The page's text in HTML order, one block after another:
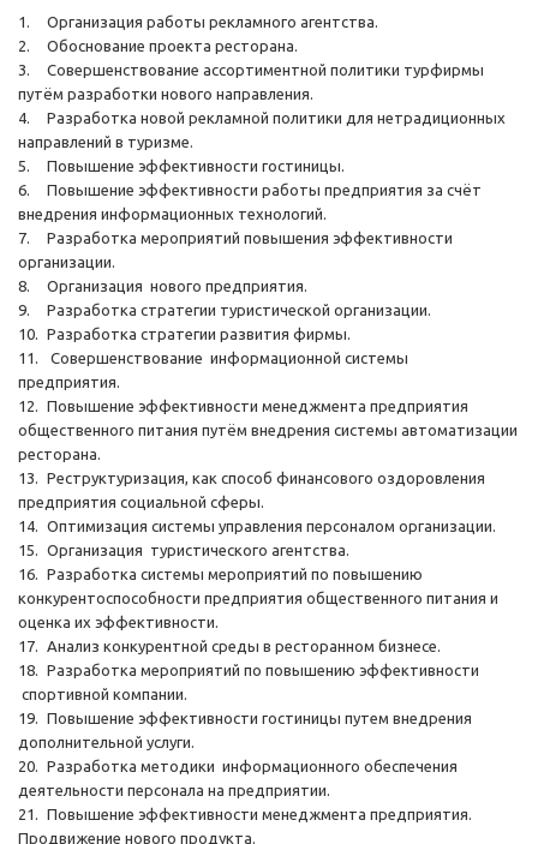
1.
Организация работы рекламного агентства.
2.
Обоснование проекта ресторана.
3.
Совершенствование ассортиментной политики турфирмы
путём разработки нового направления.
4.
Разработка новой рекламной политики для нетрадиционных
направлений в туризме.
5.
Повышение эффективности гостиницы.
6.
Повышение эффективности работы предприятия за счёт
внедрения информационных технологий.
7.
Разработка мероприятий повышения эффективности
организации.
8.
Организация нового предприятия.
9.
Разработка стратегии туристической организации.
10. Разработка стратегии развития фирмы.
11.
Совершенствование информационной системы
предприятия.
12. Повышение эффективности менеджмента предприятия
общественного питания путём внедрения системы автоматизации
ресторана.
13. Реструктуризация, как способ финансового оздоровления
предприятия социальной сферы.
14. Оптимизация системы управления персоналом организации.
15. Организация туристического агентства.
16. Разработка системы мероприятий по повышению
конкурентоспособности предприятия общественного питания и
оценка их эффективности.
17. Анализ конкурентной среды в ресторанном бизнесе.
18. Разработка мероприятий по повышению эффективности
спортивной компании.
19. Повышение эффективности гостиницы путем внедрения
дополнительной услуги.
20. Разработка методики информационного обеспечения
деятельности персонала на предприятии.
21. Повышение эффективности менеджмента предприятия.
Продвижение нового продукта.